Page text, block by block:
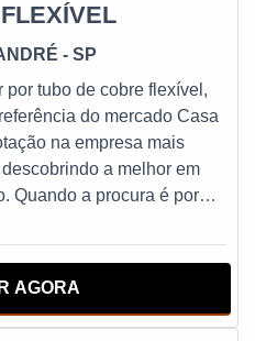
- SP
tubo de cobre flexível,
do mercado Casa
na empresa mais
a melhor em
Quando a procura é por
com produtos de
em sua área de
AGORA